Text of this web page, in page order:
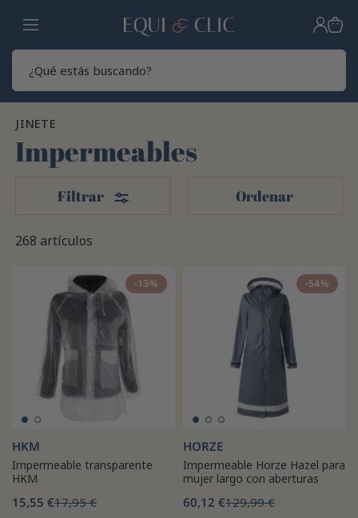
Hogar
JINETE
Impermeables
268 artículos
Filtrar Filtros Ordenar
-13%
HKM
Impermeable transparente
HKM
15,55 €17,95 €
-54%
HORZE
Impermeable Horze Hazel para
mujer largo con aberturas
60,12 €129,99 €